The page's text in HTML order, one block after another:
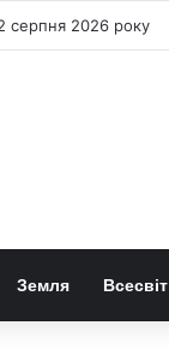
серпня 2026 року
Земля Всесвіт